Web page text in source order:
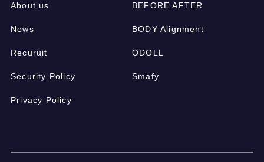
About us
News
Recuruit
Security Policy
Privacy Policy
BEFORE AFTER
BODY Alignment
ODOLL
Smafy